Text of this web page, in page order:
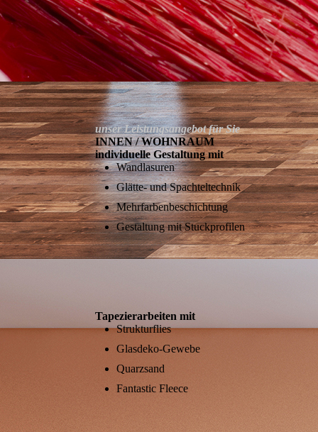
unser Leistungsangebot für Sie
INNEN / WOHNRAUM
individuelle Gestaltung mit
Wandlasuren
Glätte- und Spachteltechnik
Mehrfarbenbeschichtung
Gestaltung mit Stuckprofilen
Tapezierarbeiten mit
Strukturflies
Glasdeko-Gewebe
Quarzsand
Fantastic Fleece